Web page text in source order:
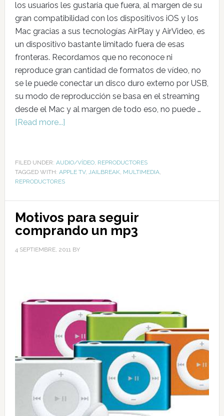
los usuarios les gustaría que fuera, al margen de su
gran compatibilidad con los dispositivos iOS y los
Mac gracias a sus tecnologías AirPlay y AirVideo, es
un dispositivo bastante limitado fuera de esas
fronteras. Recordamos que no reconoce ni
reproduce gran cantidad de formatos de vídeo, no
se le puede conectar un disco duro externo por USB,
su modo de reproducción se basa en el streaming
desde el Mac y al margen de todo eso, no puede …
[Read more...]
FILED UNDER: AUDIO/VÍDEO, REPRODUCTORES
TAGGED WITH: APPLE TV, JAILBREAK, MULTIMEDIA,
REPRODUCTORES
Motivos para seguir
comprando un mp3
4 SEPTIEMBRE, 2011BY